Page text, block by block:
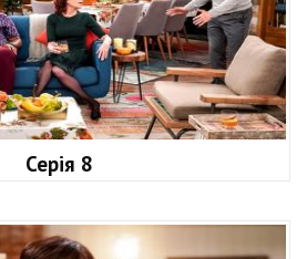
Серія 8